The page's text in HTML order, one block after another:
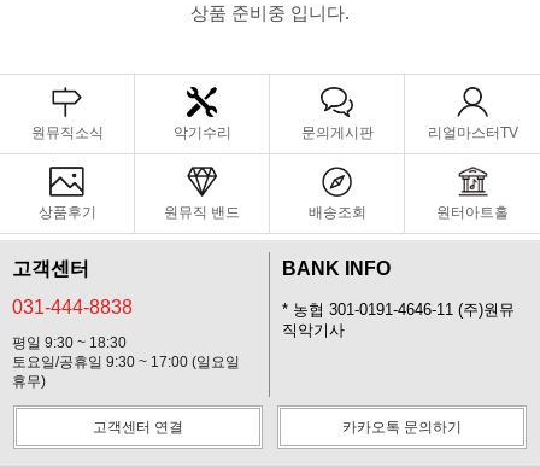
상품 준비중 입니다.
원뮤직소식 악기수리 문의게시판 리얼마스터TV
상품후기 원뮤직 밴드 배송조회 원터아트홀
고객센터
031-444-8838
평일 9:30 ~ 18:30
토요일/공휴일 9:30 ~ 17:00 (일요일
휴무)
BANK INFO
* 농협 301-0191-4646-11 (주)원뮤
직악기사
고객센터 연결 카카오톡 문의하기